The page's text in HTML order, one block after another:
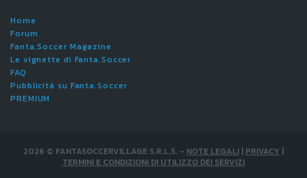
Home
Forum
Fanta.Soccer Magazine
Le vignette di Fanta.Soccer
FAQ
Pubblicità su Fanta.Soccer
PREMIUM
2026 © FANTASOCCERVILLAGE S.R.L.S. - NOTE LEGALI | PRIVACY |
TERMINI E CONDIZIONI DI UTILIZZO DEI SERVIZI